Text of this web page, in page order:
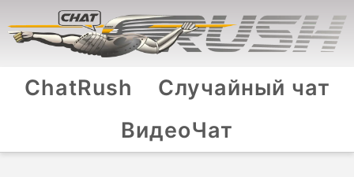
ChatRush
Случайный чат
ВидеоЧат